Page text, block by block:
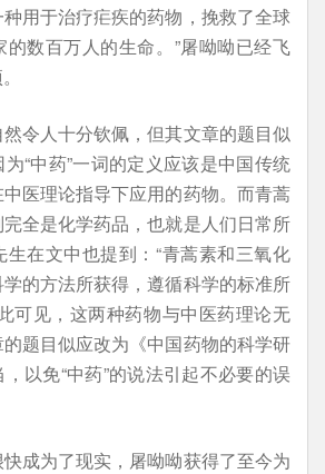
用于治疗疟疾的药物，挽救了全球
数百万人的生命。”屠呦呦已经飞
令人十分钦佩，但其文章的题目似
“中药”一词的定义应该是中国传统
医理论指导下应用的药物。而青蒿
全是化学药品，也就是人们日常所
在文中也提到：“青蒿素和三氧化
的方法所获得，遵循科学的标准所
可见，这两种药物与中医药理论无
题目似应改为《中国药物的科学研
以免“中药”的说法引起不必要的误
成为了现实，屠呦呦获得了至今为